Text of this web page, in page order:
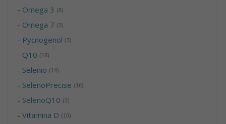
- Omega 3 (6)
- Omega 7 (3)
- Pycnogenol (3)
- Q10 (18)
- Selenio (14)
- SelenoPrecise (16)
- SelenoQ10 (2)
-Vitamina D (10)